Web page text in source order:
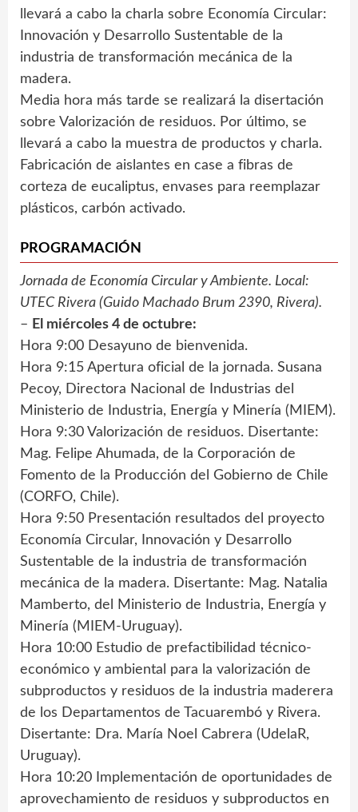
llevará a cabo la charla sobre Economía Circular:
Innovación y Desarrollo Sustentable de la
industria de transformación mecánica de la
madera.
Media hora más tarde se realizará la disertación
sobre Valorización de residuos. Por último, se
llevará a cabo la muestra de productos y charla.
Fabricación de aislantes en case a fibras de
corteza de eucaliptus, envases para reemplazar
plásticos, carbón activado.
PROGRAMACIÓN
Jornada de Economía Circular y Ambiente. Local:
UTEC Rivera (Guido Machado Brum 2390, Rivera).
– El miércoles 4 de octubre:
Hora 9:00 Desayuno de bienvenida.
Hora 9:15 Apertura oficial de la jornada. Susana
Pecoy, Directora Nacional de Industrias del
Ministerio de Industria, Energía y Minería (MIEM).
Hora 9:30 Valorización de residuos. Disertante:
Mag. Felipe Ahumada, de la Corporación de
Fomento de la Producción del Gobierno de Chile
(CORFO, Chile).
Hora 9:50 Presentación resultados del proyecto
Economía Circular, Innovación y Desarrollo
Sustentable de la industria de transformación
mecánica de la madera. Disertante: Mag. Natalia
Mamberto, del Ministerio de Industria, Energía y
Minería (MIEM-Uruguay).
Hora 10:00 Estudio de prefactibilidad técnico-
económico y ambiental para la valorización de
subproductos y residuos de la industria maderera
de los Departamentos de Tacuarembó y Rivera.
Disertante: Dra. María Noel Cabrera (UdelaR,
Uruguay).
Hora 10:20 Implementación de oportunidades de
aprovechamiento de residuos y subproductos en